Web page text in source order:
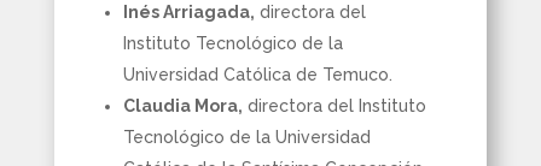
Inés Arriagada, directora del
Instituto Tecnológico de la
Universidad Católica de Temuco.
Claudia Mora, directora del Instituto
Tecnológico de la Universidad